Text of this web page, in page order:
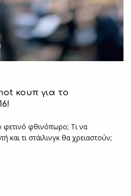
κουπ για το
φετινό φθινόπωρο; Τι να
και τι στάιλινγκ θα χρειαστούν;